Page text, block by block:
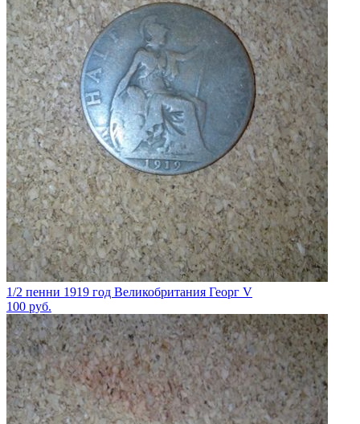
1/2 пенни 1919 год Великобритания Георг V
100 руб.